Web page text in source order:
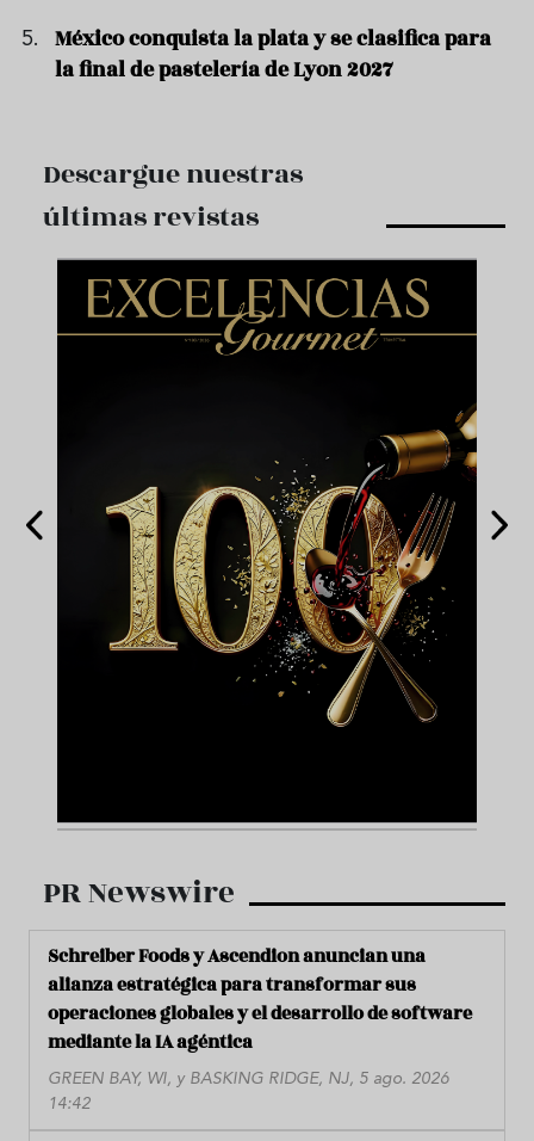
México conquista la plata y se clasifica para
la final de pastelería de Lyon 2027
Descargue nuestras
últimas revistas
PR Newswire
Schreiber Foods y Ascendion anuncian una
alianza estratégica para transformar sus
operaciones globales y el desarrollo de software
mediante la IA agéntica
GREEN BAY, WI, y BASKING RIDGE, NJ, 5 ago. 2026
14:42